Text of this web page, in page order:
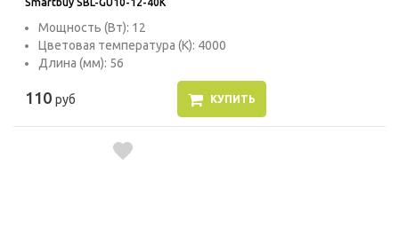
Smartbuy SBL-GU10-12-40K
Мощность (Вт): 12
Цветовая температура (К): 4000
Длина (мм): 56
110 руб КУПИТЬ